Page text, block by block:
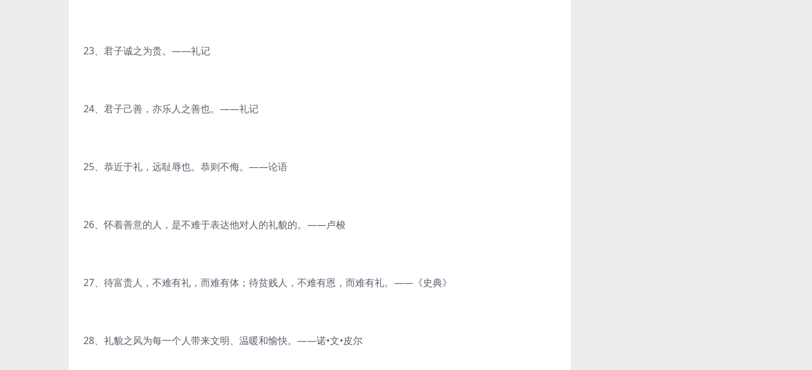
23、君子诚之为贵。——礼记
24、君子己善，亦乐人之善也。——礼记
25、恭近于礼，远耻辱也。恭则不侮。——论语
26、怀着善意的人，是不难于表达他对人的礼貌的。——卢梭
27、待富贵人，不难有礼，而难有体；待贫贱人，不难有恩，而难有礼。——《史典》
28、礼貌之风为每一个人带来文明、温暖和愉快。——诺•文•皮尔